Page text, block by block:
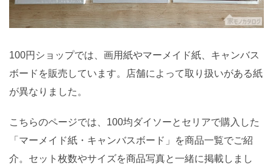
100円ショップでは、画用紙やマーメイド紙、キャンバス
ボードを販売しています。店舗によって取り扱いがある紙
が異なりました。
こちらのページでは、100均ダイソーとセリアで購入した
「マーメイド紙・キャンバスボード」を商品一覧でご紹
介。セット枚数やサイズを商品写真と一緒に掲載しまし